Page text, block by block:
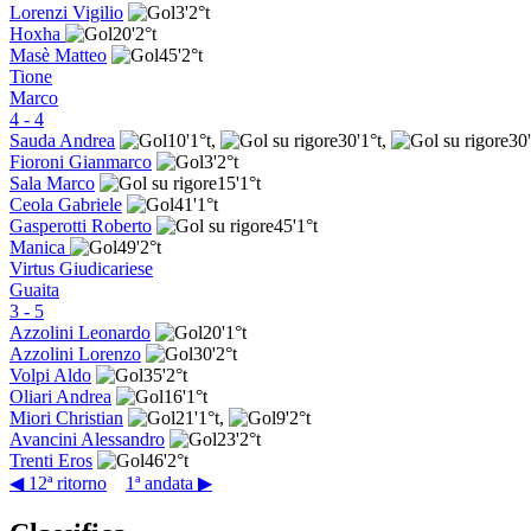
Lorenzi Vigilio
3'2°t
Hoxha
20'2°t
Masè Matteo
45'2°t
Tione
Marco
4 - 4
Sauda Andrea
10'1°t, 30'1°t,
30'
Fioroni Gianmarco
3'2°t
Sala Marco
15'1°t
Ceola Gabriele
41'1°t
Gasperotti Roberto
45'1°t
Manica
49'2°t
Virtus Giudicariese
Guaita
3 - 5
Azzolini Leonardo
20'1°t
Azzolini Lorenzo
30'2°t
Volpi Aldo
35'2°t
Oliari Andrea
16'1°t
Miori Christian
21'1°t, 9'2°t
Avancini Alessandro
23'2°t
Trenti Eros
46'2°t
◀ 12ª ritorno
1ª andata ▶